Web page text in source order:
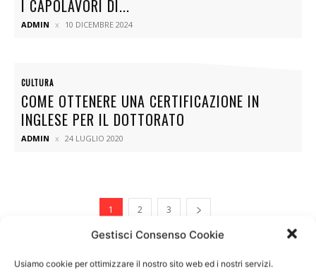
Gestisci Consenso Cookie
Usiamo cookie per ottimizzare il nostro sito web ed i nostri servizi.
I CAPOLAVORI DI...
ADMIN 10 DICEMBRE 2024
CULTURA
COME OTTENERE UNA CERTIFICAZIONE IN
INGLESE PER IL DOTTORATO
ADMIN 24 LUGLIO 2020
1 2 3